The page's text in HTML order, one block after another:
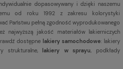
dopasowywany i dzięki naszemu
od roku 1992 z zakresu kolorystyki
Państwu pełną zgodność wyprodukowanego
najwyższą jakość materiałów lakierniczych
dostępne lakiery samochodowe: lakiery
strukturalne,
lakiery w sprayu, podkłady